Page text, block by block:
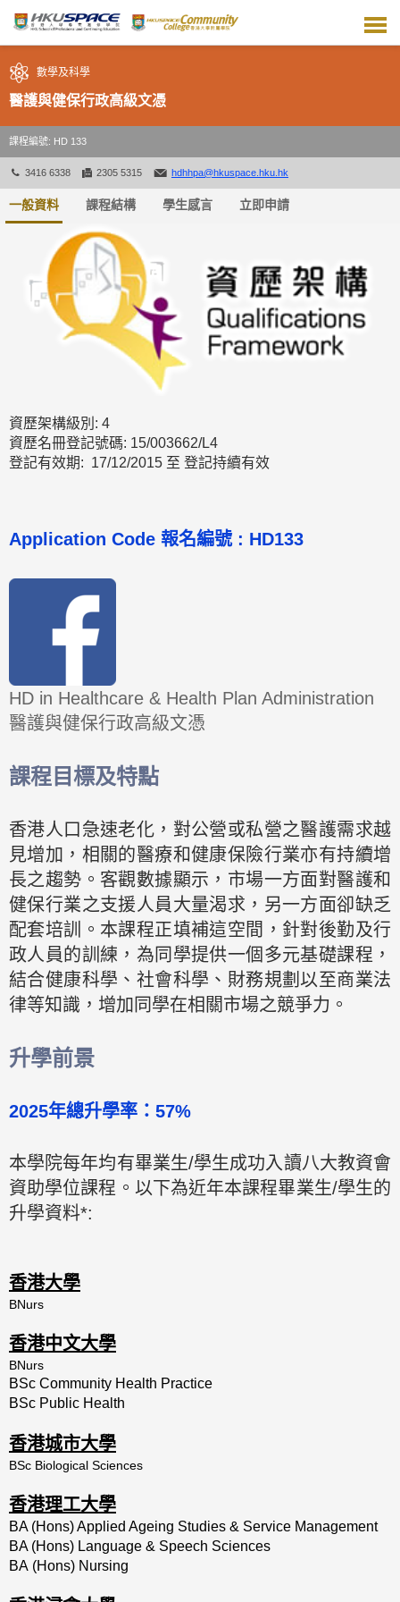
主
內
容
數學及科學
醫護與健保行政高級文憑
課程編號: HD 133
3416 6338 2305 5315 hdhhpa@hkuspace.hku.hk
一般資料 課程結構 學生感言 立即申請
資歷架構級別: 4
資歷名冊登記號碼: 15/003662/L4
登記有效期: 17/12/2015 至 登記持續有效
Application Code 報名編號 : HD133
HD in Healthcare & Health Plan Administration
醫護與健保行政高級文憑
課程目標及特點
香港人口急速老化，對公營或私營之醫護需求越
見增加，相關的醫療和健康保險行業亦有持續增
長之趨勢。客觀數據顯示，市場一方面對醫護和
健保行業之支援人員大量渴求，另一方面卻缺乏
配套培訓。本課程正填補這空間，針對後勤及行
政人員的訓練，為同學提供一個多元基礎課程，
結合健康科學、社會科學、財務規劃以至商業法
律等知識，增加同學在相關市場之競爭力。
升學前景
2025年總升學率：57%
本學院每年均有畢業生/學生成功入讀八大教資會
資助學位課程。以下為近年本課程畢業生/學生的
升學資料*:
香港大學
BNurs
香港中文大學
BNurs
BSc Community Health Practice
BSc Public Health
香港城市大學
BSc Biological Sciences
香港理工大學
BA (Hons) Applied Ageing Studies & Service Management
BA (Hons) Language & Speech Sciences
BA (Hons) Nursing